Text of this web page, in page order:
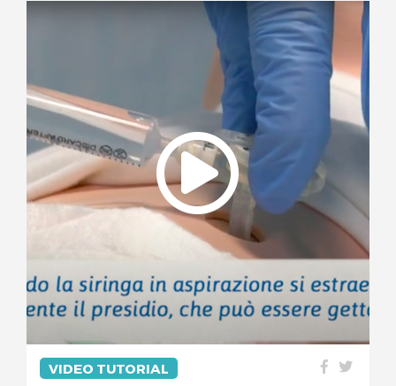
VIDEO TUTORIAL